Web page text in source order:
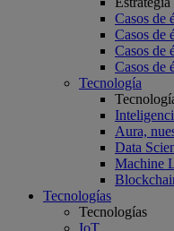
Casos de
Casos de
Casos de
Casos de
Tecnología
Aura,
Data
Machine
Tecnologías
Tecnologías
IoT